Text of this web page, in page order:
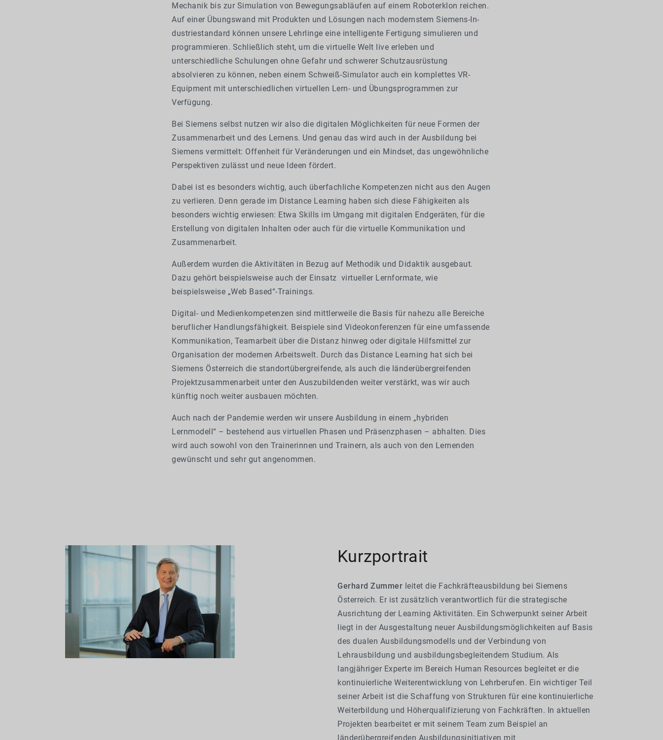
Mecha­nik bis zur Simulation von Bewegungsab­läufen auf einem Roboterklon reichen.
Auf ei­ner Übungswand mit Produkten und Lö­sungen nach modernstem Siemens-In­
dustriestandard können unsere Lehrlinge eine intelligente Fertigung si­mulieren und
programmieren. Schließ­lich steht, um die virtuelle Welt live erle­ben und
unterschiedliche Schulungen ohne Gefahr und schwerer Schutzausrüs­tung
absolvieren zu können, neben ei­nem Schweiß-Simulator auch ein kom­plettes VR-
Equipment mit unterschiedli­chen virtuellen Lern- und Übungspro­grammen zur
Verfügung.
Bei Siemens selbst nutzen wir also die digitalen Möglichkeiten für neue Formen der
Zusammenarbeit und des Lernens. Und genau das wird auch in der Ausbildung bei
Siemens vermittelt: Offenheit für Veränderungen und ein Mindset, das ungewöhnliche
Perspektiven zulässt und neue Ideen fördert.
Dabei ist es besonders wichtig, auch überfachliche Kompetenzen nicht aus den Augen
zu verlieren. Denn gerade im Distance Learning haben sich diese Fähigkeiten als
besonders wichtig erwiesen: Etwa Skills im Umgang mit digitalen Endgeräten, für die
Erstellung von digitalen Inhalten oder auch für die virtuelle Kommunikation und
Zusammenarbeit.
Außerdem wurden die Aktivitäten in Bezug auf Methodik und Didaktik ausgebaut.
Dazu gehört beispielsweise auch der Einsatz virtueller Lernformate, wie
beispielsweise „Web Based“-Trainings.
Digital- und Medienkompetenzen sind mittlerweile die Basis für nahezu alle Bereiche
beruflicher Handlungsfähigkeit. Beispiele sind Videokonferenzen für eine umfassende
Kommunikation, Teamarbeit über die Distanz hinweg oder digitale Hilfsmittel zur
Organisation der modernen Arbeitswelt. Durch das Distance Learning hat sich bei
Siemens Österreich die standortübergreifende, als auch die länderübergreifenden
Projektzusammenarbeit unter den Auszubildenden weiter verstärkt, was wir auch
künftig noch weiter ausbauen möchten.
Auch nach der Pandemie werden wir unsere Ausbildung in einem „hybriden
Lernmodell“ – bestehend aus virtuellen Phasen und Präsenzphasen – abhalten. Dies
wird auch sowohl von den Trainerinnen und Trainern, als auch von den Lernenden
gewünscht und sehr gut angenommen.
Kurzportrait
Gerhard Zummer leitet die Fachkräfteausbildung bei Siemens
Österreich. Er ist zusätzlich verantwortlich für die strategische
Ausrichtung der Learning Aktivitäten. Ein Schwerpunkt seiner Arbeit
liegt in der Ausgestaltung neuer Ausbildungsmöglichkeiten auf Basis
des dualen Ausbildungsmodells und der Verbindung von
Lehrausbildung und ausbildungsbegleitendem Studium. Als
langjähriger Experte im Bereich Human Resources begleitet er die
kontinuierliche Weiterentwicklung von Lehrberufen. Ein wichtiger Teil
seiner Arbeit ist die Schaffung von Strukturen für eine kontinuierliche
Weiterbildung und Höherqualifizierung von Fachkräften. In aktuellen
Projekten bearbeitet er mit seinem Team zum Beispiel an
länderübergreifenden Ausbildungsinitiativen mit